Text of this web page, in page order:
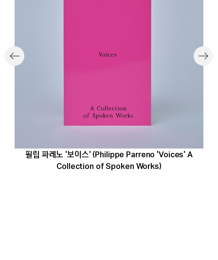
필립 파레노 '보이스' (Philippe Parreno 'Voices' A
Collection of Spoken Works)